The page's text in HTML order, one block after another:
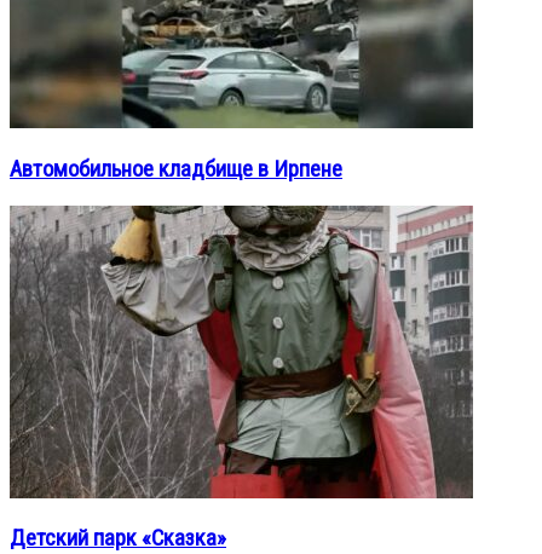
Автомобильное кладбище в Ирпене
Детский парк «Сказка»